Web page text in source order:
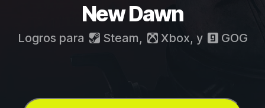
New Dawn
Logros para Steam, Xbox, y GOG